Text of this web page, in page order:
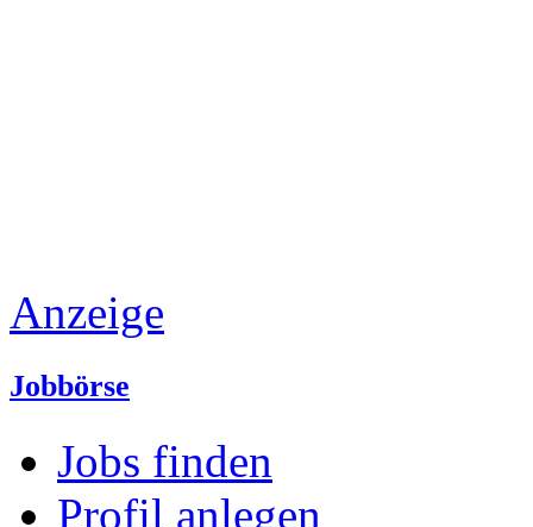
Anzeige
Jobbörse
Jobs finden
Profil anlegen